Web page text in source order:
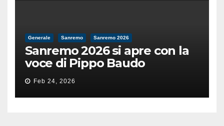
Generale Sanremo Sanremo 2026
Sanremo 2026 si apre con la
voce di Pippo Baudo
Feb 24, 2026